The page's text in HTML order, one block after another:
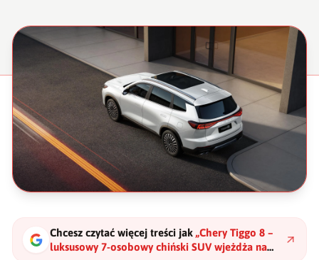
Chcesz czytać więcej treści jak „Chery Tiggo 8 –
luksusowy 7-osobowy chiński SUV wjeżdża na